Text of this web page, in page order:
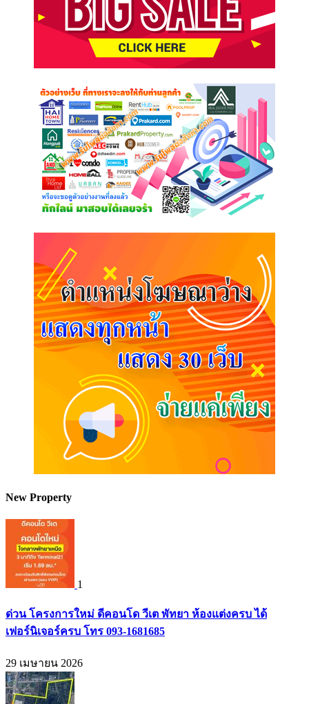
New Property
1
ด่วน โครงการใหม่ ดีคอนโด วีเต พัทยา ห้องแต่งครบ ได้
เฟอร์นิเจอร์ครบ โทร 093-1681685
29 เมษายน 2026